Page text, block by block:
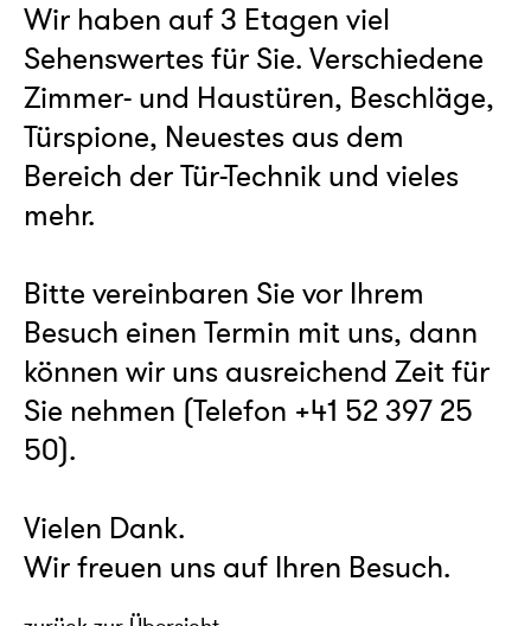
Wir haben auf 3 Etagen viel
Sehenswertes für Sie. Verschiedene
Zimmer- und Haustüren, Beschläge,
Türspione, Neuestes aus dem
Bereich der Tür-Technik und vieles
mehr.
Bitte vereinbaren Sie vor Ihrem
Besuch einen Termin mit uns, dann
können wir uns ausreichend Zeit für
Sie nehmen (Telefon +41 52 397 25
50).
Vielen Dank.
Wir freuen uns auf Ihren Besuch.